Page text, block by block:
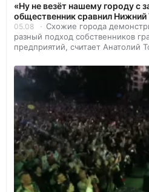
«Ну не везёт нашему городу с
общественник сравнил Нижний
05.08
Схожие города
разный подход собственников
предприятий, считает Анатолий